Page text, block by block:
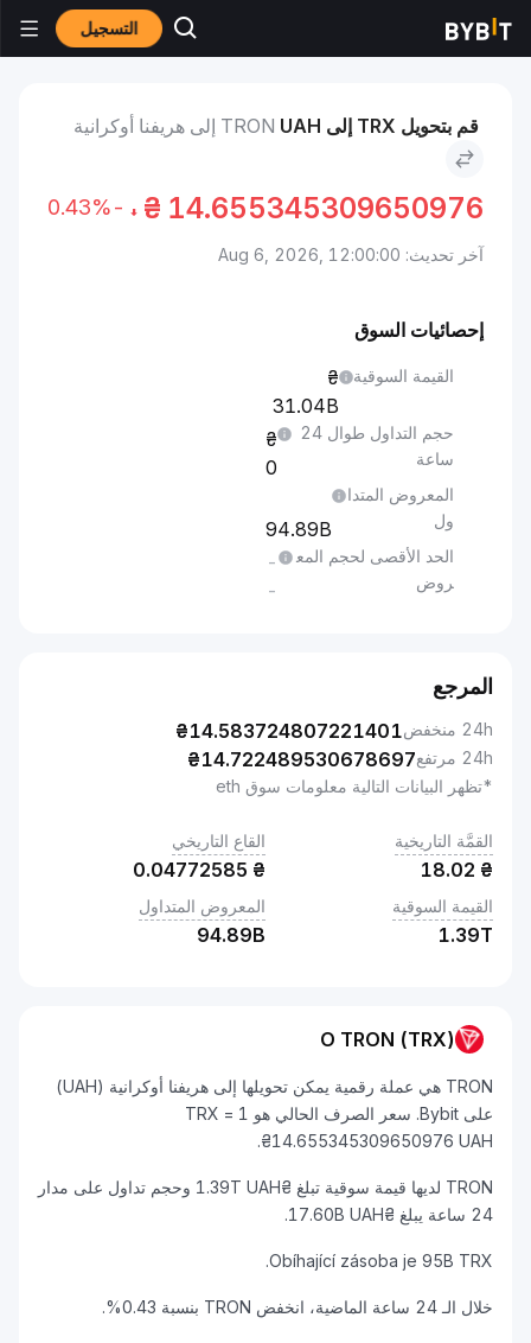
التسجيل
الأسواق
قم بتحويل TRX إلى UAH TRON إلى هريفنا أوكرانية
₴ 14.655345309650976
-0.43%
آخر تحديث: Aug 6, 2026, 12:00:00
إحصائيات السوق
القيمة السوقية
31.04B
حجم التداول طوال 24
ساعة
0
المعروض المتدا
ول
94.89B
الحد الأقصى لحجم المع
روض
-
-
المرجع
24h منخفض ₴14.583724807221401
24h مرتفع ₴14.722489530678697
*تظهر البيانات التالية معلومات سوق eth
القمَّة التاريخية
₴
18.02
القاع التاريخي
₴
0.04772585
القيمة السوقية
1.39T
المعروض المتداول
94.89B
O TRON (TRX)
TRON هي عملة رقمية يمكن تحويلها إلى هريفنا أوكرانية (UAH)
على Bybit. سعر الصرف الحالي هو 1 TRX =
₴14.655345309650976 UAH.
TRON لديها قيمة سوقية تبلغ ₴1.39T UAH وحجم تداول على مدار
24 ساعة يبلغ ₴17.60B UAH.
Obíhající zásoba je 95B TRX.
خلال الـ 24 ساعة الماضية، انخفض TRON بنسبة 0.43%.